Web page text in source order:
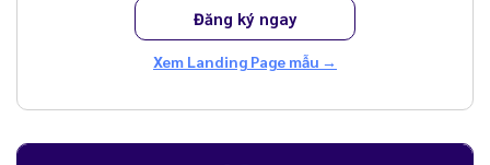
Đăng ký ngay
Xem Landing Page mẫu →